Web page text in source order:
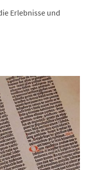
Erlebnisse und